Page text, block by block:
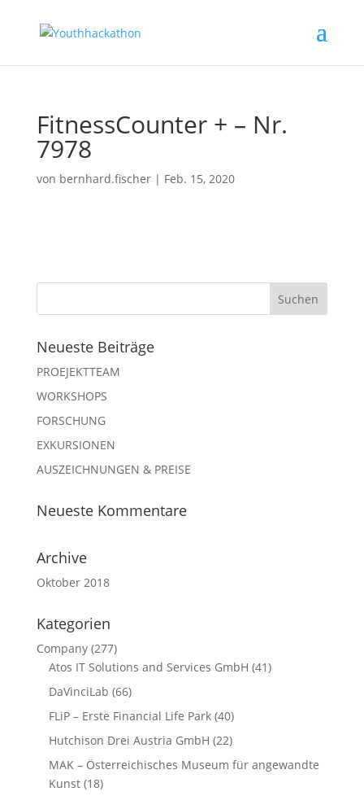
FitnessCounter + – Nr.
7978
von bernhard.fischer| Feb. 15, 2020
Neueste Beiträge
PROEJEKTTEAM
WORKSHOPS
FORSCHUNG
EXKURSIONEN
AUSZEICHNUNGEN & PREISE
Neueste Kommentare
Archive
Oktober 2018
Kategorien
Company(277)
Atos IT Solutions and Services GmbH (41)
DaVinciLab (66)
FLiP – Erste Financial Life Park(40)
Hutchison Drei Austria GmbH (22)
MAK – Österreichisches Museum für angewandte
Kunst(18)